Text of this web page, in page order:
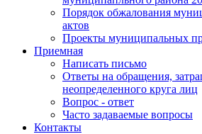
Порядок обжалования
актов
Проекты муниципальных
Приемная
Написать письмо
Ответы на обращения,
неопределенного круга лиц
Вопрос - ответ
Часто задаваемые вопросы
Контакты